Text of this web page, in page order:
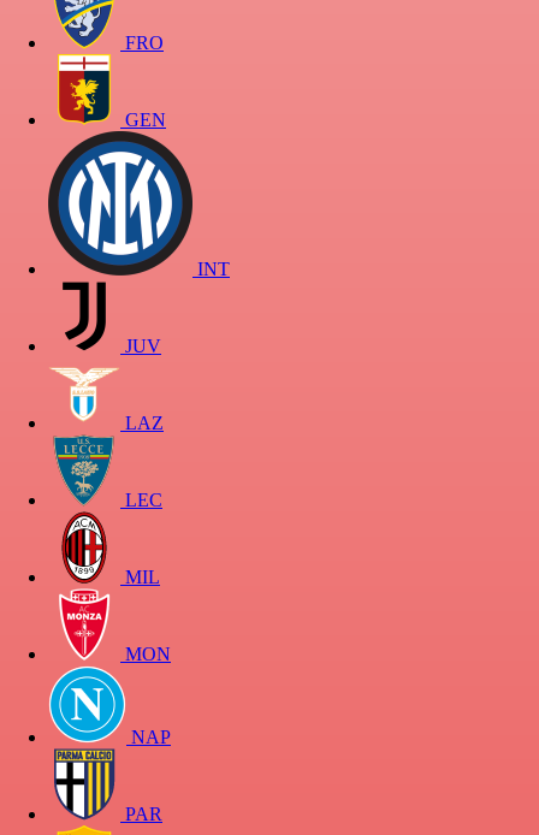
FRO
GEN
INT
JUV
LAZ
LEC
MIL
MON
NAP
PAR